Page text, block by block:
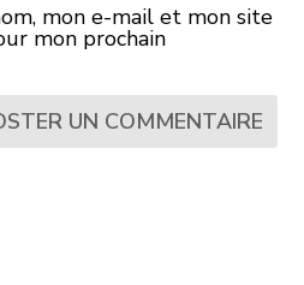
mon e-mail et mon site
mon prochain